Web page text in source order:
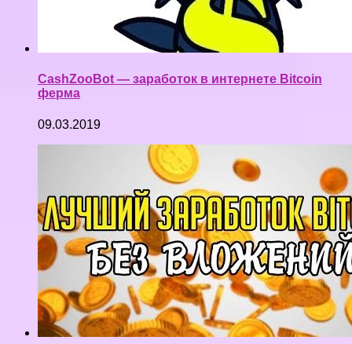
CashZooBot — заработок в интернете Bitcoin
ферма
09.03.2019